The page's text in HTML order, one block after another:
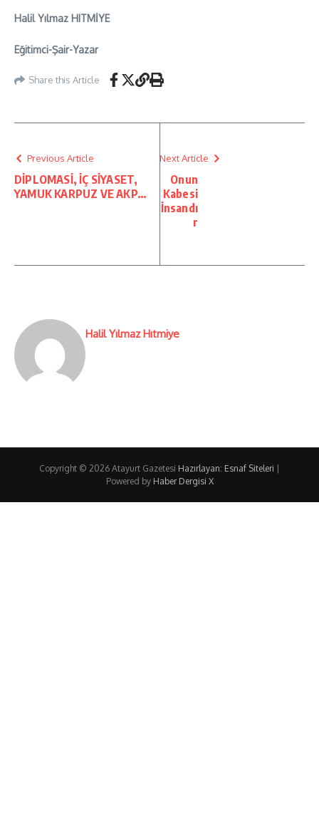
Halil Yılmaz HITMİYE
Eğitimci-Şair-Yazar
Share this Article
Previous Article
DİPLOMASİ, İÇ SİYASET,
YAMUK KARPUZ VE AKP…
Next Article
Onun
Kabesi
İnsandı
r
Halil Yılmaz Hıtmiye
Copyright © 2026 Atayurt Gazetesi Hazırlayan: Esnaf Siteleri
Powered by Haber Dergisi X